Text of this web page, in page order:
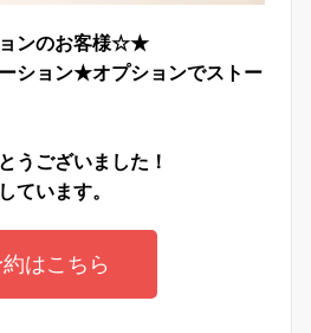
ョンのお客様☆★
ション★オプションでストー
うございました！
ています。
はこちら